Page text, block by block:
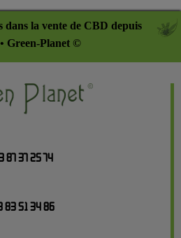
dans la vente de CBD depuis
Green-Planet ©
87 37 25 74
83 51 34 86